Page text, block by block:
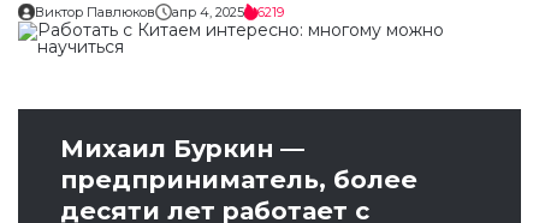
Виктор Павлюков апр 4, 2025 6219
Михаил Буркин —
предприниматель, более
десяти лет работает с